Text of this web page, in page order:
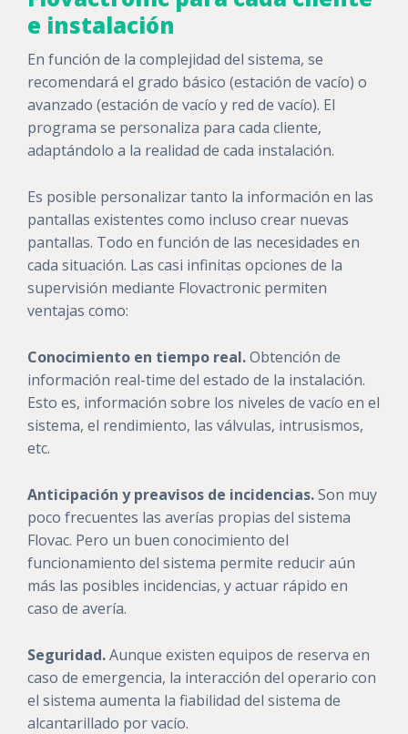
e instalación
En función de la complejidad del sistema, se
recomendará el grado básico (estación de vacío) o
avanzado (estación de vacío y red de vacío). El
programa se personaliza para cada cliente,
adaptándolo a la realidad de cada instalación.
Es posible personalizar tanto la información en las
pantallas existentes como incluso crear nuevas
pantallas. Todo en función de las necesidades en
cada situación. Las casi infinitas opciones de la
supervisión mediante Flovactronic permiten
ventajas como:
Conocimiento en tiempo real.Obtención de
información real-time del estado de la instalación.
Esto es, información sobre los niveles de vacío en el
sistema, el rendimiento, las válvulas, intrusismos,
etc.
Anticipación y preavisos de incidencias.Son muy
poco frecuentes las averías propias del sistema
Flovac. Pero un buen conocimiento del
funcionamiento del sistema permite reducir aún
más las posibles incidencias, y actuar rápido en
caso de avería.
Seguridad.Aunque existen equipos de reserva en
caso de emergencia, la interacción del operario con
el sistema aumenta la fiabilidad del sistema de
alcantarillado por vacío.